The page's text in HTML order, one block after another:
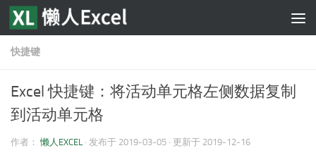
跳至内容
快捷键
Excel 快捷键：将活动单元格左侧数据复制
到活动单元格
作者： 懒人EXCEL · 发布于 2019-03-05 · 更新于 2019-12-16